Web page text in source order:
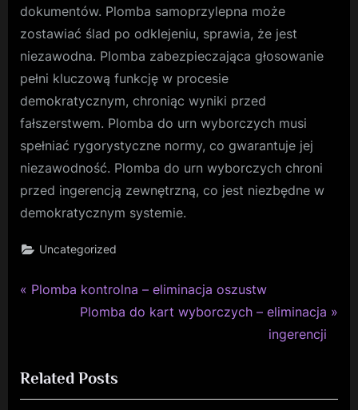
dokumentów. Plomba samoprzylepna może
zostawiać ślad po odklejeniu, sprawia, że jest
niezawodna. Plomba zabezpieczająca głosowanie
pełni kluczową funkcję w procesie
demokratycznym, chroniąc wyniki przed
fałszerstwem. Plomba do urn wyborczych musi
spełniać rygorystyczne normy, co gwarantuje jej
niezawodność. Plomba do urn wyborczych chroni
przed ingerencją zewnętrzną, co jest niezbędne w
demokratycznym systemie.
Uncategorized
Nawigacja
P
i
o
Plomba kontrolna – eliminacja oszustw
N
t
P
Plomba do kart wyborczych – eliminacja
ingerencji
Related Posts